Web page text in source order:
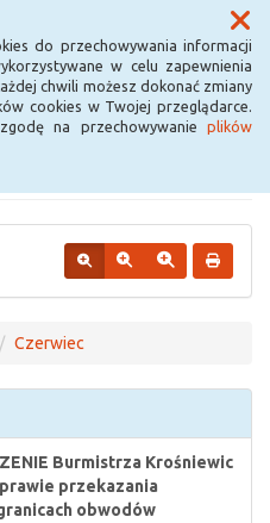
do przechowywania informacji
w celu zapewnienia
chwili możesz dokonać zmiany
cookies w Twojej przeglądarce.
na przechowywanie plików
Menu
w
Czerwiec
Burmistrza Krośniewic
przekazania
obwodów